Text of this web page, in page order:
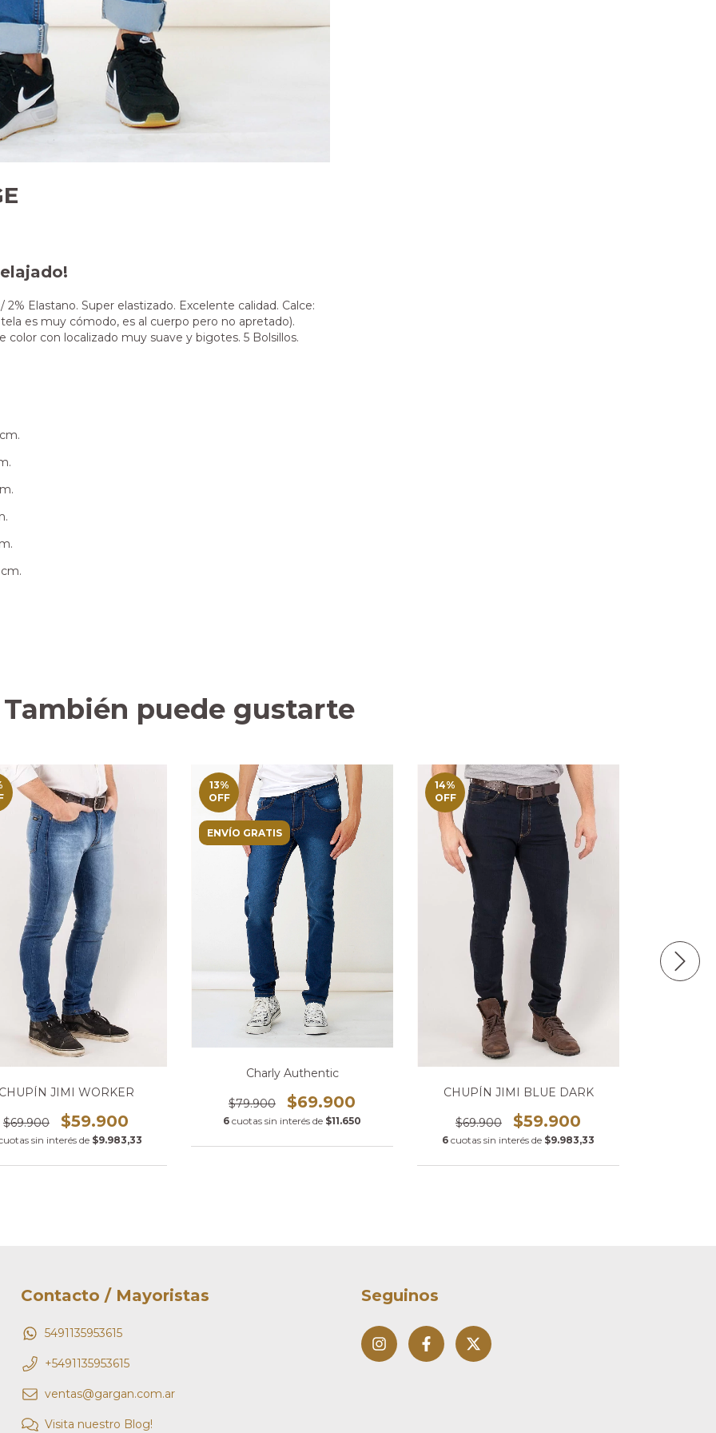
2% Elastano. Super elastizado. Excelente calidad. Calce:
es muy cómodo, es al cuerpo pero no apretado).
color con localizado muy suave y bigotes. 5 Bolsillos.
También puede gustarte
CHUPÍN JIMI WORKER
$69.900 $59.900
sin interés de $9.983,33
13%
OFF
ENVÍO GRATIS
Charly Authentic
$79.900 $69.900
6 cuotas sin interés de $11.650
14%
OFF
CHUPÍN JIMI BLUE DARK
$69.900 $59.900
6 cuotas sin interés de $9.983,33
Contacto / Mayoristas
5491135953615
+5491135953615
ventas@gargan.com.ar
Visita nuestro Blog!
Seguinos